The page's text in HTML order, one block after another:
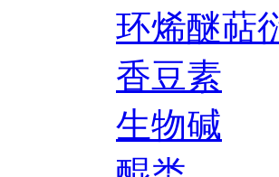
环烯醚萜
香豆素
生物碱